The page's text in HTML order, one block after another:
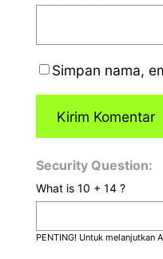
Simpan nama,
Security Question:
What is 10 + 14 ?
PENTING! Untuk melanjutkan